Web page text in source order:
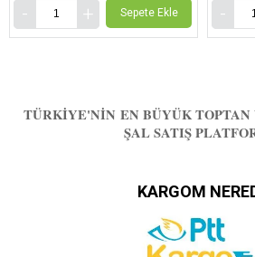
Sepete Ekle
TÜRKIYE'NIN EN BÜYÜK TOPTAN
ŞAL SATIŞ
KARGOM